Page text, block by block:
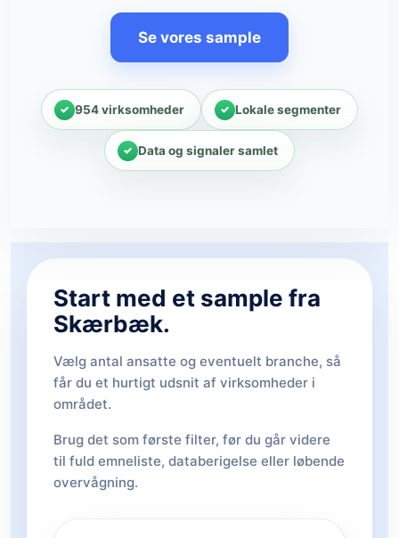
Se vores sample
954 virksomheder Lokale segmenter
Data og signaler samlet
Start med et sample fra
Skærbæk.
Vælg antal ansatte og eventuelt branche, så
får du et hurtigt udsnit af virksomheder i
området.
Brug det som første filter, før du går videre
til fuld emneliste, databerigelse eller løbende
overvågning.